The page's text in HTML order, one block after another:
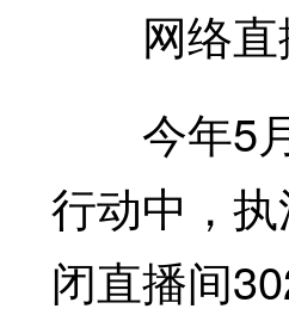
网络直
今年5月
行动中，
闭直播间